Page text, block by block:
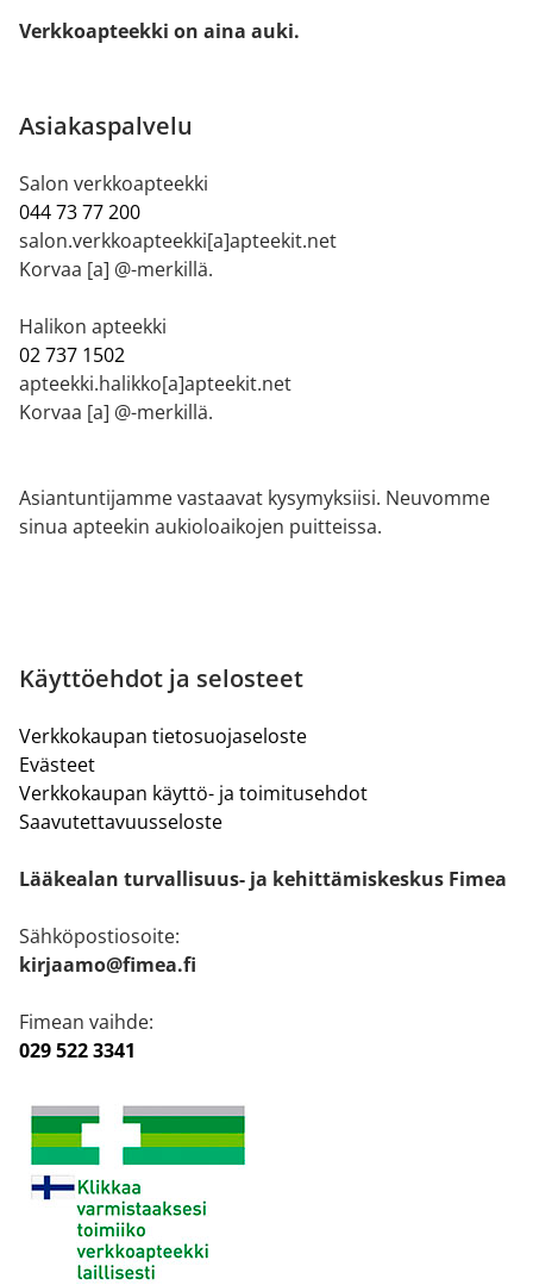
Verkkoapteekki on aina auki.
Asiakaspalvelu
Salon verkkoapteekki
044 73 77 200
salon.verkkoapteekki[a]apteekit.net
Korvaa [a] @-merkillä.
Halikon apteekki
02 737 1502
apteekki.halikko[a]apteekit.net
Korvaa [a] @-merkillä.
Asiantuntijamme vastaavat kysymyksiisi. Neuvomme
sinua apteekin aukioloaikojen puitteissa.
Käyttöehdot ja selosteet
Verkkokaupan tietosuojaseloste
Evästeet
Verkkokaupan käyttö- ja toimitusehdot
Saavutettavuusseloste
Lääkealan turvallisuus- ja kehittämiskeskus Fimea
Sähköpostiosoite:
kirjaamo@fimea.fi
Fimean vaihde:
029 522 3341